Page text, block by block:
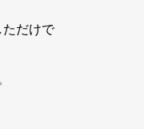
ただけで